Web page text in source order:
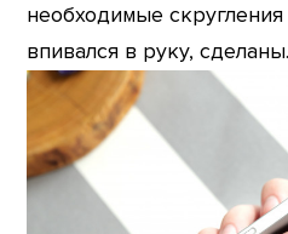
необходимые
впивался в руку, сделаны.